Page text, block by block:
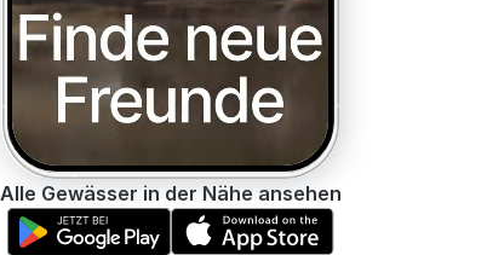
Alle Gewässer in der Nähe ansehen